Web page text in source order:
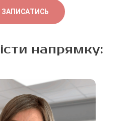
окремих алергенів.
ЗАПИСАТИСЬ
напрямку: